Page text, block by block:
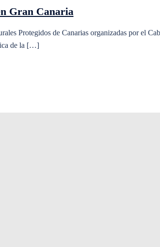
Gran Canaria
Protegidos de Canarias organizadas por el
de la […]